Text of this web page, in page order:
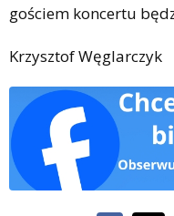
gościem koncertu
Krzysztof Węglarczyk